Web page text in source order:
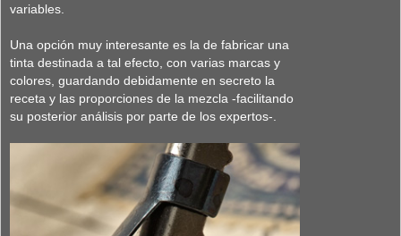
variables.
Una opción muy interesante es la de fabricar una
tinta destinada a tal efecto, con varias marcas y
colores, guardando debidamente en secreto la
receta y las proporciones de la mezcla -facilitando
su posterior análisis por parte de los expertos-.